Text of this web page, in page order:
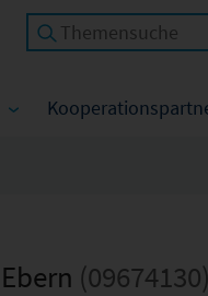
Ebern (09674130)